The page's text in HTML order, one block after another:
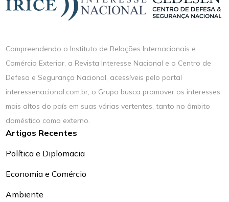
Compreendendo o Instituto de Relações Internacionais e
Comércio Exterior, a Revista Interesse Nacional e o Centro de
Defesa e Segurança Nacional, acessíveis pelo portal
interessenacional.com.br, o Grupo busca promover os interesses
mais altos do país em suas várias vertentes, tanto no âmbito
doméstico como externo.
Artigos Recentes
Política e Diplomacia
Economia e Comércio
Ambiente